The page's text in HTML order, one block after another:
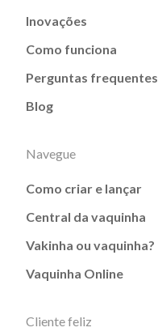
Inovações
Como funciona
Perguntas frequentes
Blog
Navegue
Como criar e lançar
Central da vaquinha
Vakinha ou vaquinha?
Vaquinha Online
Cliente feliz